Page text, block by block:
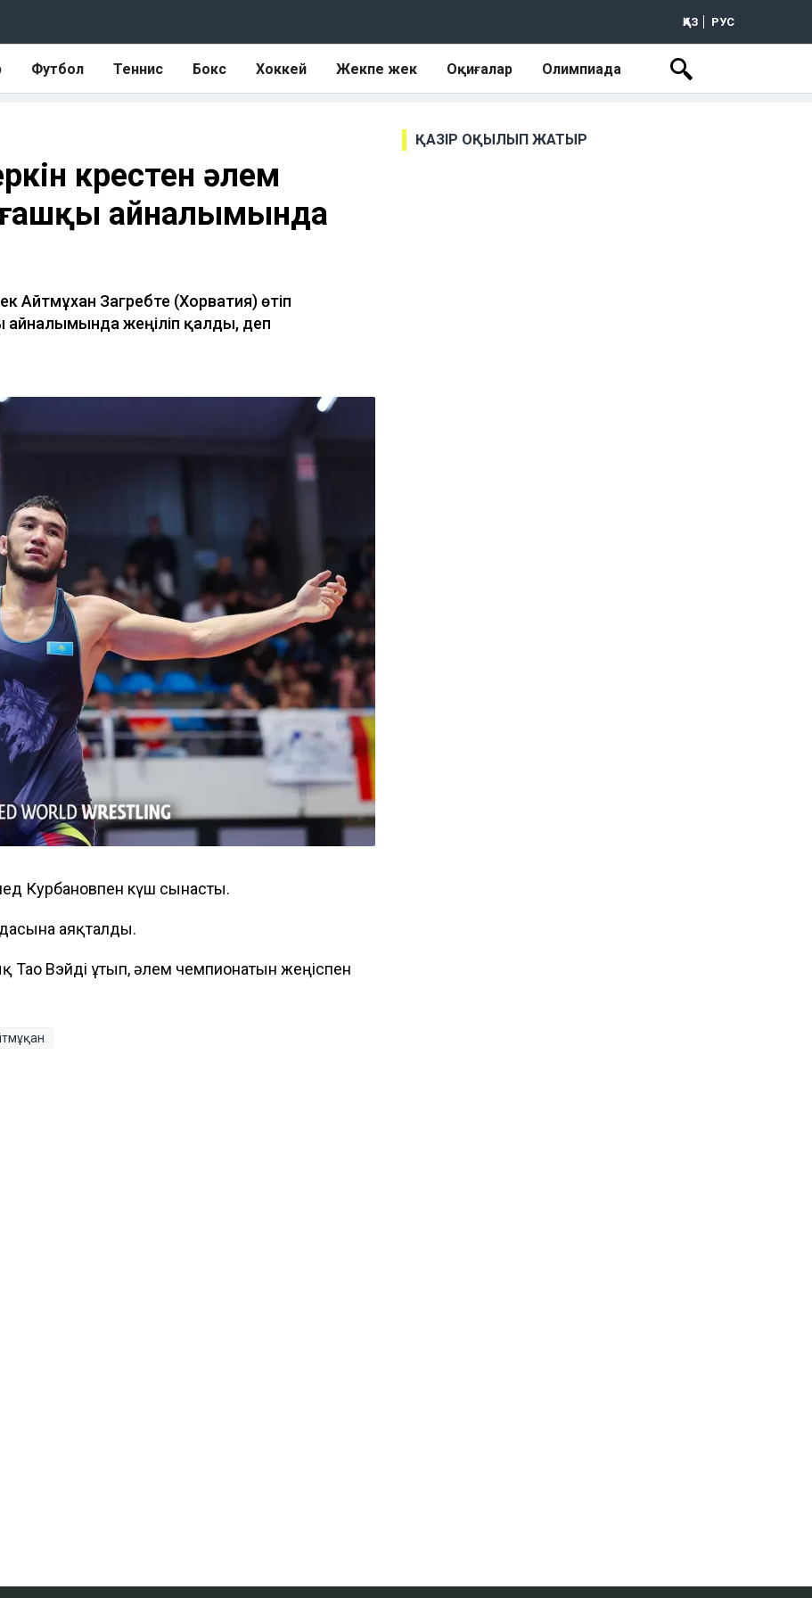
ҚАЗ РУС
Футбол Теннис Бокс Хоккей Жекпе жек Оқиғалар Олимпиада
күрестен әлем
айналымында
Айтмұхан Загребте (Хорватия) өтіп
жеңіліп қалды, деп
Курбановпен күш сынасты.
аяқталды.
Тао Вэйді ұтып, әлем чемпионатын жеңіспен
ҚАЗІР ОҚЫЛЫП ЖАТЫР